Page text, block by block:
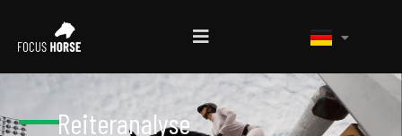
Reiteranalyse